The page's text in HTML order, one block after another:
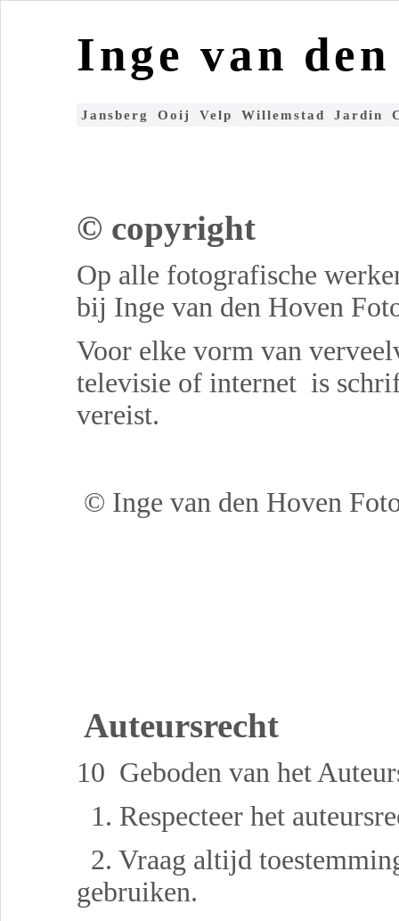
Inge van
Jansberg Ooij Velp Willemstad Jardin
© copyright
Op alle fotografische
bij Inge van den Hoven
Voor elke vorm van
televisie of internet is
vereist.
© Inge van den Hoven
Auteursrecht
10 Geboden van het
1. Respecteer het
2. Vraag altijd
gebruiken.